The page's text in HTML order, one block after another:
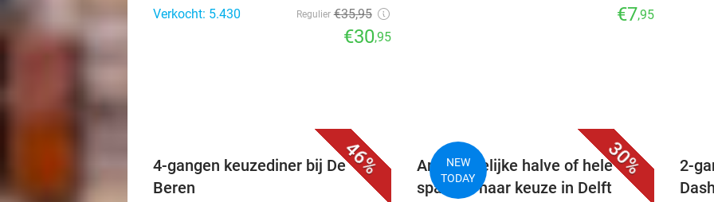
Verkocht: 5.430 Regulier €35,95
€30,95
€7,95
46%
4-gangen keuzediner bij De
Beren
30%
NEW
TODAY
Ambachtelijke halve of hele
sparerib naar keuze in Delft
2-